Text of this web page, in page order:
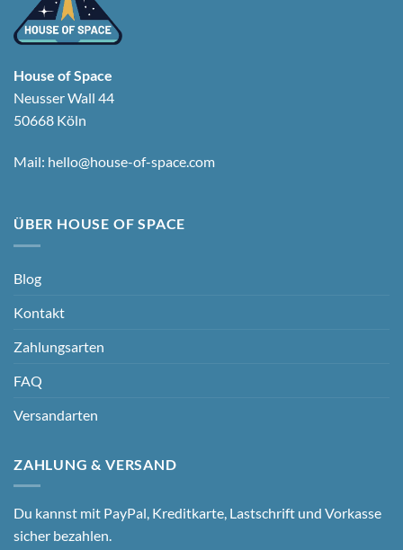
House of Space
Neusser Wall 44
50668 Köln
Mail: hello@house-of-space.com
ÜBER HOUSE OF SPACE
Blog
Kontakt
Zahlungsarten
FAQ
Versandarten
ZAHLUNG & VERSAND
Du kannst mit PayPal, Kreditkarte, Lastschrift und Vorkasse
sicher bezahlen.